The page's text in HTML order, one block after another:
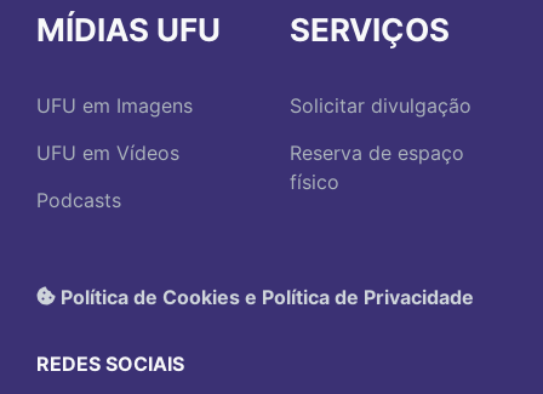
MÍDIAS UFU
UFU em Imagens
UFU em Vídeos
Podcasts
SERVIÇOS
Solicitar divulgação
Reserva de espaço
físico
Política de Cookies e Política de Privacidade
REDES SOCIAIS